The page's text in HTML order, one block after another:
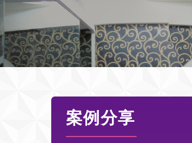
案例分享